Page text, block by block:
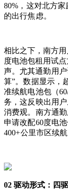
80%，这对北方
的出行焦虑。
相比之下，南方
度电池包租用试
声。 尤其通勤用
算”。数据显示，
准续航电池包（
务，这反映出用
消费观。 南方通
申请改配60度电
400+公里市区续
02 驱动形式：四